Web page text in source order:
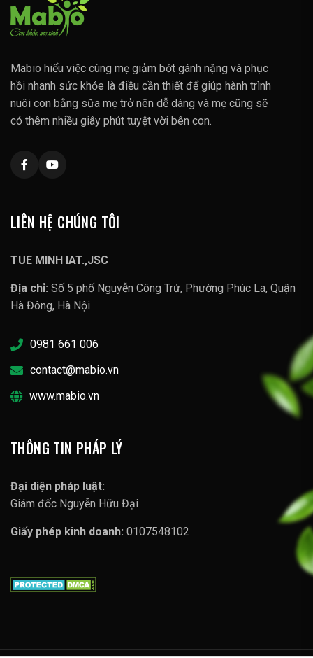
Mabio hiểu việc cùng mẹ giảm bớt gánh nặng và phục
hồi nhanh sức khỏe là điều cần thiết để giúp hành trình
nuôi con bằng sữa mẹ trở nên dễ dàng và mẹ cũng sẽ
có thêm nhiều giây phút tuyệt vời bên con.
LIÊN HỆ CHÚNG TÔI
TUE MINH IAT.,JSC
Địa chỉ: Số 5 phố Nguyễn Công Trứ, Phường Phúc La, Quận
Hà Đông, Hà Nội
0981 661 006
contact@mabio.vn
www.mabio.vn
THÔNG TIN PHÁP LÝ
Đại diện pháp luật:
Giám đốc Nguyễn Hữu Đại
Giấy phép kinh doanh: 0107548102